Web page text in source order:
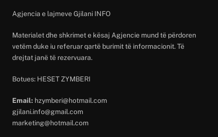
Agjencia e lajmeve Gjilani INFO
Materialet dhe shkrimet e kësaj Agjencie mund të përdoren
vetëm duke iu referuar qartë burimit të informacionit. Të
drejtat janë të rezervuara.
Botues: HESET ZYMBERI
Email: hzymberi@hotmail.com
gjilani.info@gmail.com
marketing@hotmail.com